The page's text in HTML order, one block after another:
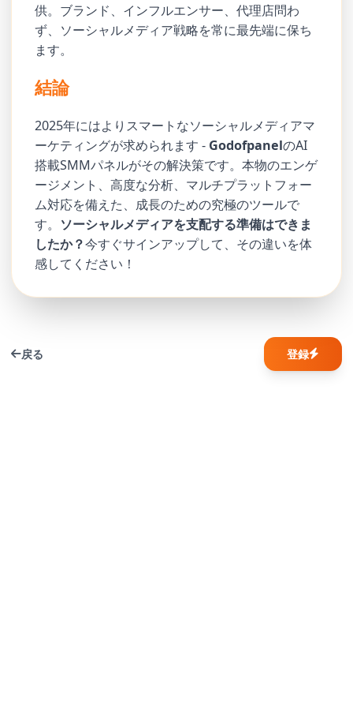
供。ブランド、インフルエンサー、代理店問わ
ず、ソーシャルメディア戦略を常に最先端に保ち
ます。
結論
2025年にはよりスマートなソーシャルメディアマ
ーケティングが求められます - GodofpanelのAI
搭載SMMパネルがその解決策です。本物のエンゲ
ージメント、高度な分析、マルチプラットフォー
ム対応を備えた、成長のための究極のツールで
す。 ソーシャルメディアを支配する準備はできま
したか？今すぐサインアップして、その違いを体
感してください！
戻る 登録